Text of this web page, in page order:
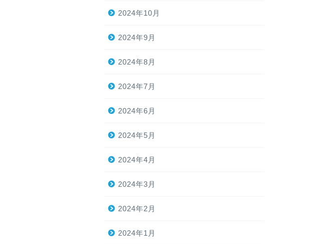
2024年10月
2024年9月
2024年8月
2024年7月
2024年6月
2024年5月
2024年4月
2024年3月
2024年2月
2024年1月